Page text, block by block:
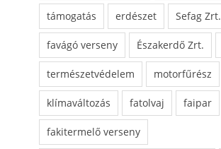
támogatás erdészet Sefag Zrt.
favágó verseny Északerdő Zrt.
természetvédelem motorfűrész
klímaváltozás fatolvaj faipar
fakitermelő verseny